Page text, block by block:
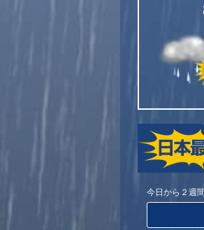
今日から２週